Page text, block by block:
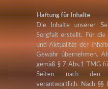
Haftung für Inhalte
Die Inhalte unserer
Sorgfalt erstellt. Für die
und Aktualität der
Gewähr übernehmen.
gemäß § 7 Abs.1 TMG
Seiten nach den
verantwortlich. Nach